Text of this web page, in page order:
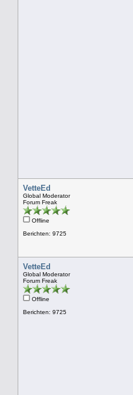
VetteEd
Global Moderator
Forum Freak
Offline
Berichten: 9725
VetteEd
Global Moderator
Forum Freak
Offline
Berichten: 9725